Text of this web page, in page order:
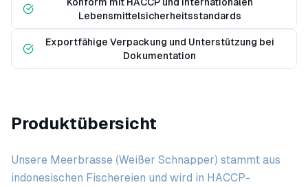
Lebensmittelsicherheitsstandards
Exportfähige Verpackung und Unterstützung bei
Dokumentation
Produktübersicht
Unsere Meerbrasse (Weißer Schnapper) stammt aus
indonesischen Fischereien und wird in HACCP-